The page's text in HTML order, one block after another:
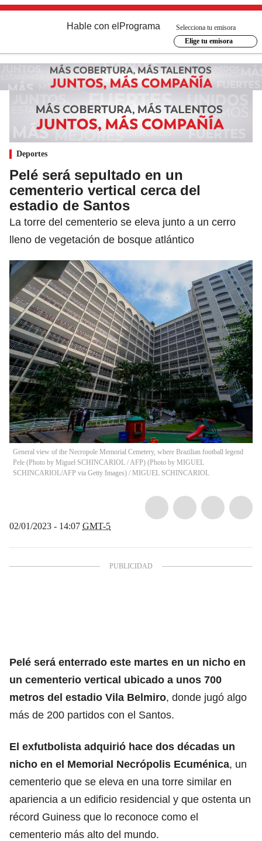
Hable con el Programa
Selecciona tu emisora
Elige tu emisora
Deportes
Pelé será sepultado en un
cementerio vertical cerca del
estadio de Santos
La torre del cementerio se eleva junto a un cerro
lleno de vegetación de bosque atlántico
General view of the Necropole Memorial Cemetery, where Brazilian football legend
Pele (Photo by Miguel SCHINCARIOL / AFP) (Photo by MIGUEL
SCHINCARIOL/AFP via Getty Images) / MIGUEL SCHINCARIOL
02/01/2023 - 14:07 GMT-5
Pelé será enterrado este martes en un nicho en
un cementerio vertical ubicado a unos 700
metros del estadio Vila Belmiro, donde jugó algo
más de 200 partidos con el Santos.
El exfutbolista adquirió hace dos décadas un
nicho en el Memorial Necrópolis Ecuménica, un
cementerio que se eleva en una torre similar en
apariencia a un edificio residencial y que ostenta un
récord Guiness que lo reconoce como el
cementerio más alto del mundo.